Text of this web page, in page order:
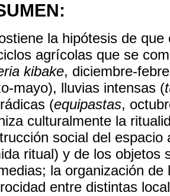
la hipótesis de
agrícolas que se
kibake, diciembre-
mayo), lluvias intensas (
(equipastas,
culturalmente la
social del
ritual) y de los objetos
la organización
entre distintas